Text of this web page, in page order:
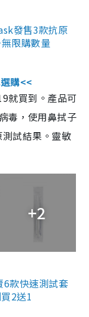
發售3款抗原
限購數量
購<<
就買到。產品可
毒，使用鼻拭子
試結果。靈敏
+2
6款快速測試套
2送1